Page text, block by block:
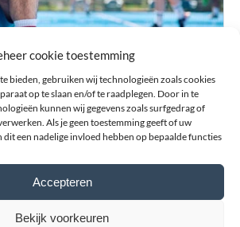
cookie toestemming
bieden, gebruiken wij technologieën zoals cookies
op te slaan en/of te raadplegen. Door in te
kunnen wij gegevens zoals surfgedrag of
Als je geen toestemming geeft of uw
een nadelige invloed hebben op bepaalde functies
Accepteren
Bekijk voorkeuren
en advies bij de aanschaf van
zoals braces en (sport-)